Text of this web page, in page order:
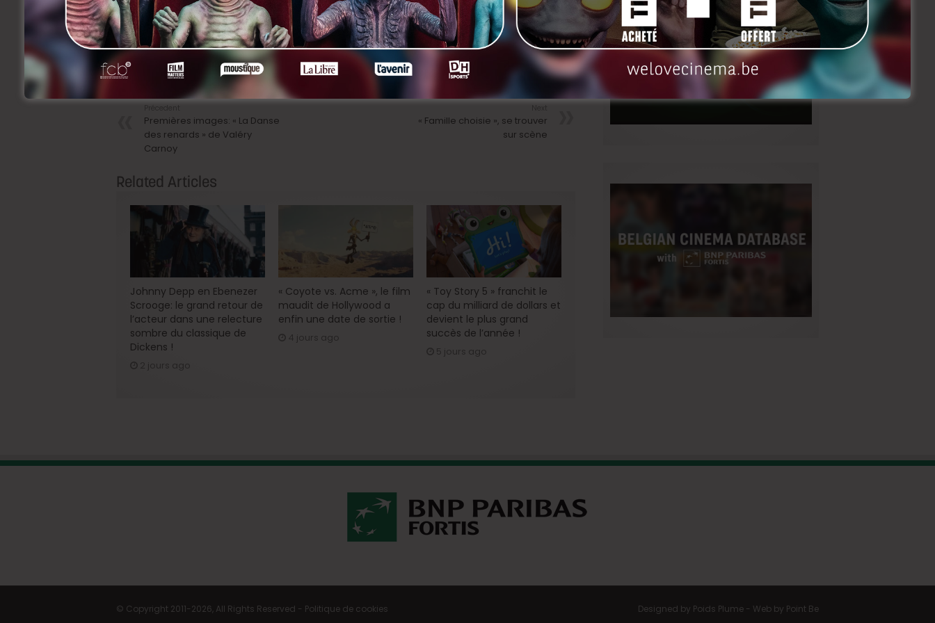
En attendant, rendez-vous à Cannes très bientôt, ou en salle un peu plus tard, avecHoney
Don’t !
Facebook Twitter LinkedIn
Précedent
Premières images: « La Danse
des renards » de Valéry
Carnoy
Next
« Famille choisie », se trouver
sur scène
Related Articles
Johnny Depp en Ebenezer
Scrooge: le grand retour de
l’acteur dans une relecture
sombre du classique de
Dickens !
2 jours ago
« Coyote vs. Acme », le film
maudit de Hollywood a
enfin une date de sortie !
4 jours ago
« Toy Story 5 » franchit le
cap du milliard de dollars et
devient le plus grand
succès de l’année !
5 jours ago
Designed by Poids Plume - Web by Point Be
© Copyright 2011-2026, All Rights Reserved - Politique de cookies